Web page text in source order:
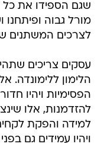
שגם הספידו את כל
מורל גבוה ופיתחנו
לצרכים המשתנים
עסקים צריכים
הלימון ללימונדה.
הפסימיות ויהיו
להזדמנות, אלו
למידה והפקת
ויהיו עמידים גם